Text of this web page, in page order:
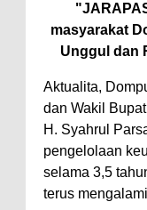
masyarakat
Unggul dan
Aktualita,
dan Wakil
H. Syahrul
pengelolaan
selama 3,5
terus